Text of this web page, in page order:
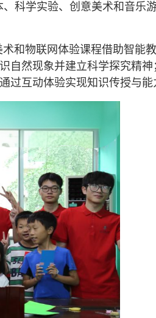
科学实验、创意美术和音乐
和物联网体验课程借助智能
自然现象并建立科学探究精
互动体验实现知识传授与能